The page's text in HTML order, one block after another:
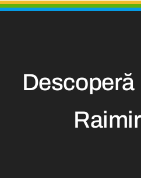
Descoperă